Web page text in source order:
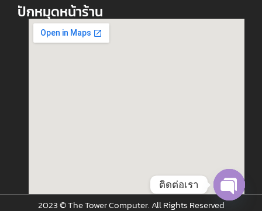
ปักหมุดหน้าร้าน
2023 © The Tower Computer. All Rights Reserved
ติดต่อเรา